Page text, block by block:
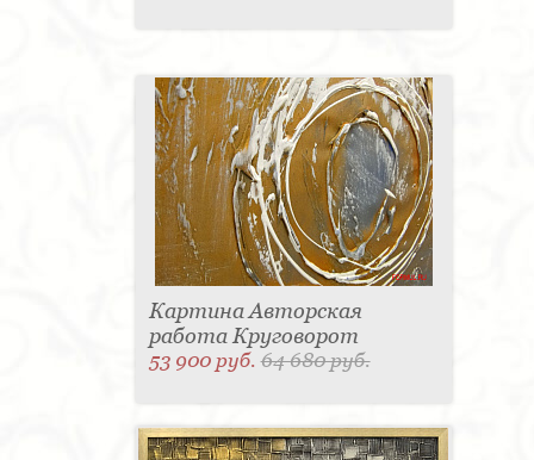
Картина Авторская
работа Круговорот
53 900 руб.64 680 руб.